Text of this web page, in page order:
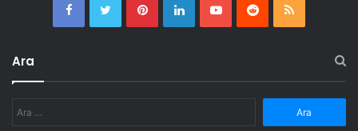
FacebookTwitterPinterestLinkedInYouTubeRedditRSS
Ara